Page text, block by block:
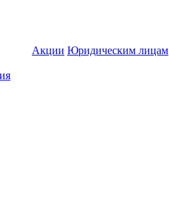
Акции Юридическим лицам